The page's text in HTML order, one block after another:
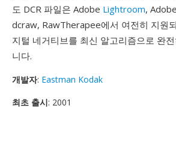
도 DCR 파일은 Adobe Lightroom,
dcraw, RawTherapee에서 여전히 지원
지털 네거티브를 최신 알고리즘으로 완
니다.
개발자: Eastman Kodak
최초 출시: 2001